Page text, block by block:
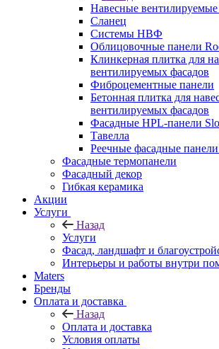
Навесные
Сланец
Системы НВФ
Облицовочные панели
Клинкерная плитка для
вентилируемых фасадов
Фиброцементные панели
Бетонная плитка для
вентилируемых фасадов
Фасадные HPL-панели
Тавелла
Реечные фасадные
Фасадные термопанели
Фасадный декор
Гибкая керамика
Акции
Услуги
Назад
Услуги
Фасад, ландшафт и
Интерьеры и работы внутри
Maters
Бренды
Оплата и доставка
Назад
Оплата и доставка
Условия оплаты